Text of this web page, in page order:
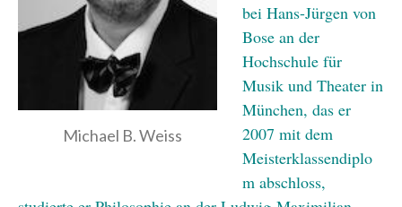
Michael B. Weiss
bei Hans-Jürgen von
Bose an der
Hochschule für
Musik und Theater in
München, das er
2007 mit dem
Meisterklassendiplo
m abschloss,